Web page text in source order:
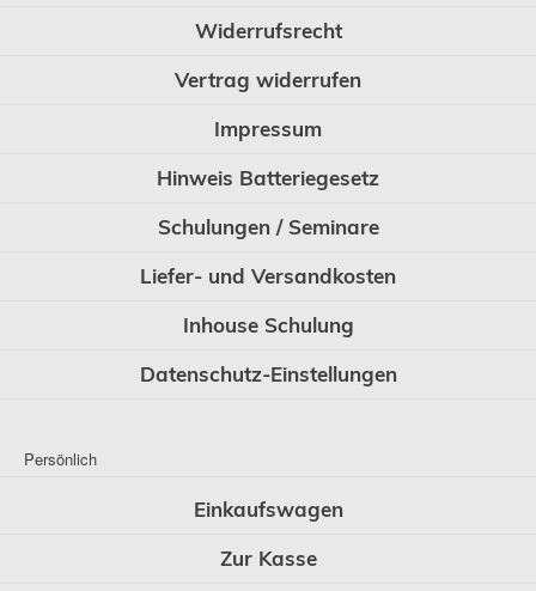
Widerrufsrecht
Vertrag widerrufen
Impressum
Hinweis Batteriegesetz
Schulungen / Seminare
Liefer- und Versandkosten
Inhouse Schulung
Datenschutz-Einstellungen
Persönlich
Einkaufswagen
Zur Kasse